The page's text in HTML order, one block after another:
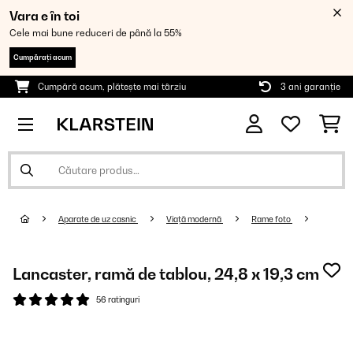
Vara e în toi
Cele mai bune reduceri de până la 55%
Cumpărați acum
Cumpără acum, plătește mai târziu 3 ani garanție
Aparate de uz casnic Viață modernă Rame foto
Lancaster, ramă de tablou, 24,8 x 19,3 cm
56 ratinguri